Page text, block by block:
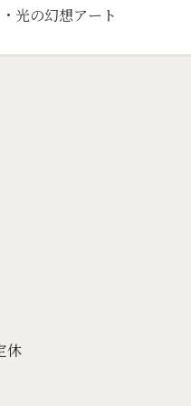
光の幻想アート
休